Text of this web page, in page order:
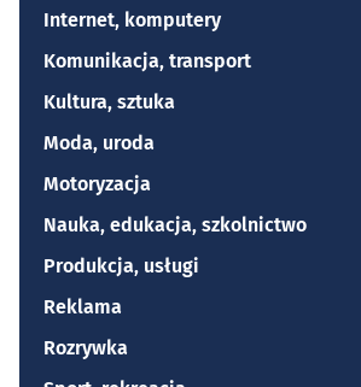
Internet, komputery
Komunikacja, transport
Kultura, sztuka
Moda, uroda
Motoryzacja
Nauka, edukacja, szkolnictwo
Produkcja, usługi
Reklama
Rozrywka